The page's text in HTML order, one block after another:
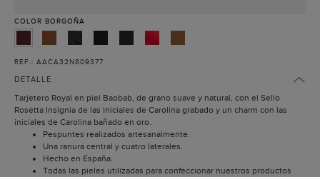
COLOR BORGOÑA
REF.: AACA32N809377
DETALLE
Tarjetero Royal en piel Baobab, de grano suave y natural, con el Sello
Rosetta Insignia de las iniciales de Carolina grabado y un charm con las
iniciales de Carolina bañado en oro.
Pespuntes realizados artesanalmente.
Una ranura central y cuatro laterales.
Hecho en España.
Todas las pieles utilizadas para confeccionar nuestros productos